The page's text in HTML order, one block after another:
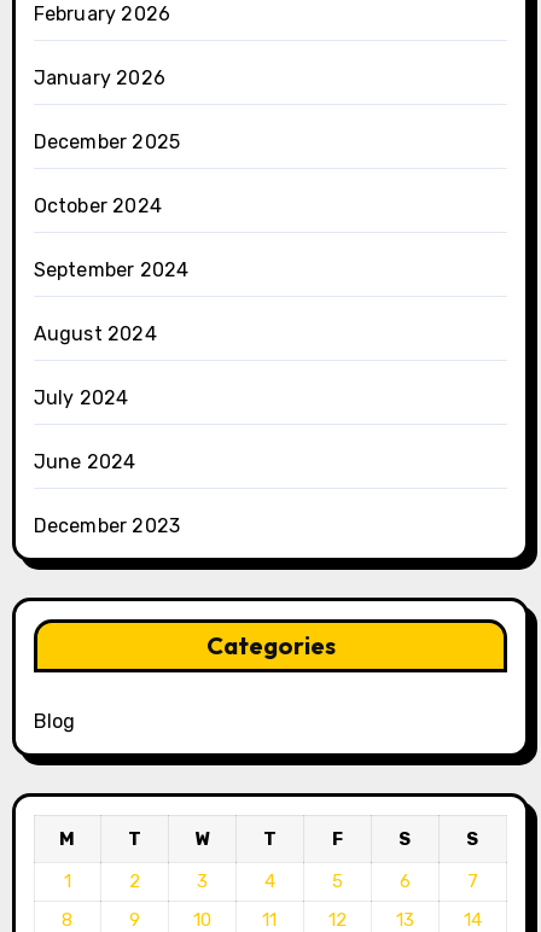
February 2026
January 2026
December 2025
October 2024
September 2024
August 2024
July 2024
June 2024
December 2023
Categories
Blog
M T W T F S
S
1
2 3 4 5 6
7
8
9 10 11 12 13
14